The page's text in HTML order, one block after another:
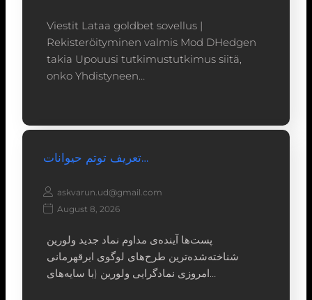
Viestit Lataa goldbet sovellus |
Rekisteröityminen valmis Mod DHedgen
takia Upouusi tutkimustutkimus siitä,
onko Yhdistyneen…
تعریف توتم حیوانات…
askvarun.ud@gmail.com
August 8, 2026
پست‌ها آینده‌ی مداوم نماد جدید ولورین
شناخته‌شده‌ترین طرح‌های لوگوی ابرقهرمانی
امروزی نمادگرایی ولورین (با سایه‌های…